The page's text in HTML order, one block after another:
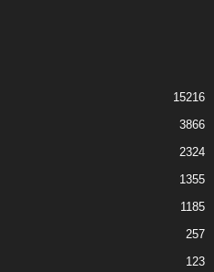
15216
3866
2324
1355
1185
257
123